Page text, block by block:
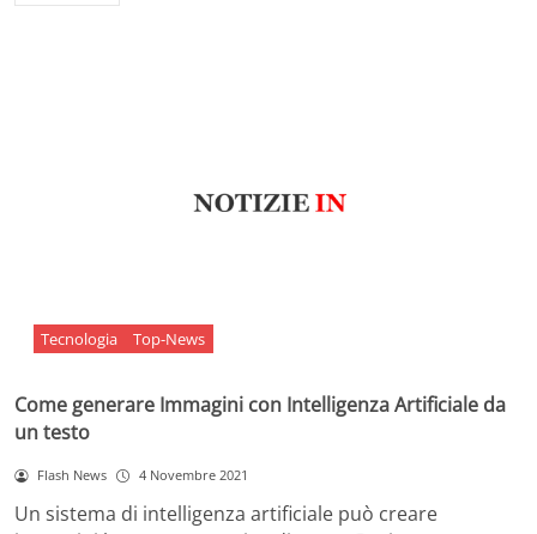
Tecnologia Top-News
Come generare Immagini con Intelligenza Artificiale da
un testo
Flash News 4 Novembre 2021
Un sistema di intelligenza artificiale può creare